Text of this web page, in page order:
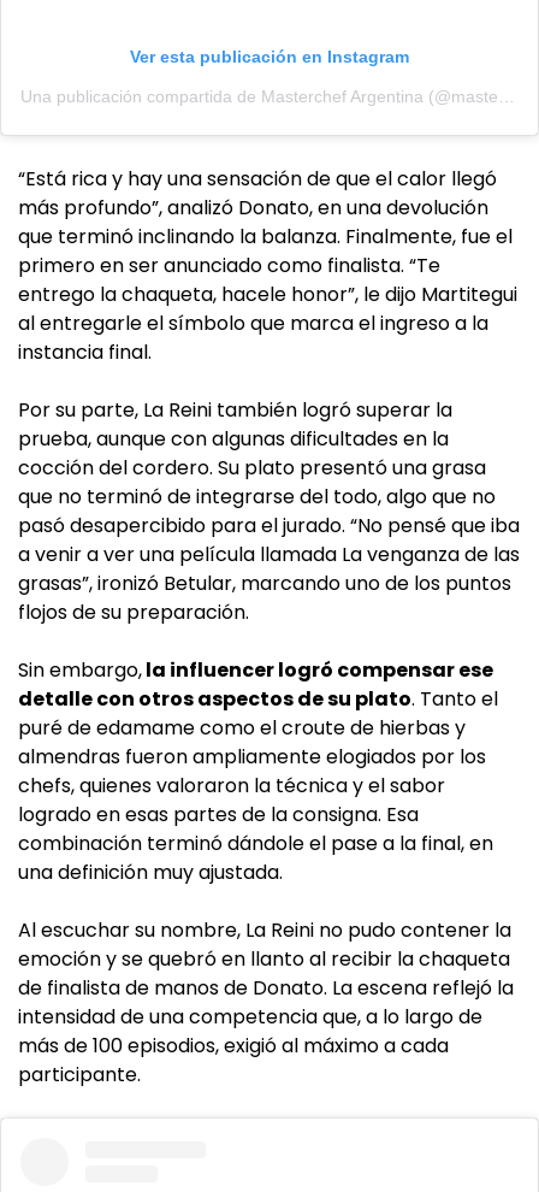
Ver esta publicación en Instagram
“Está rica y hay una sensación de que el calor llegó
más profundo”, analizó Donato, en una devolución
que terminó inclinando la balanza. Finalmente, fue el
primero en ser anunciado como finalista. “Te
entrego la chaqueta, hacele honor”, le dijo Martitegui
al entregarle el símbolo que marca el ingreso a la
instancia final.
Por su parte, La Reini también logró superar la
prueba, aunque con algunas dificultades en la
cocción del cordero. Su plato presentó una grasa
que no terminó de integrarse del todo, algo que no
pasó desapercibido para el jurado. “No pensé que iba
a venir a ver una película llamada La venganza de las
grasas”, ironizó Betular, marcando uno de los puntos
flojos de su preparación.
Sin embargo,la influencer logró compensar ese
detalle con otros aspectos de su plato. Tanto el
puré de edamame como el croute de hierbas y
almendras fueron ampliamente elogiados por los
chefs, quienes valoraron la técnica y el sabor
logrado en esas partes de la consigna. Esa
combinación terminó dándole el pase a la final, en
una definición muy ajustada.
Al escuchar su nombre, La Reini no pudo contener la
emoción y se quebró en llanto al recibir la chaqueta
de finalista de manos de Donato. La escena reflejó la
intensidad de una competencia que, a lo largo de
más de 100 episodios, exigió al máximo a cada
participante.